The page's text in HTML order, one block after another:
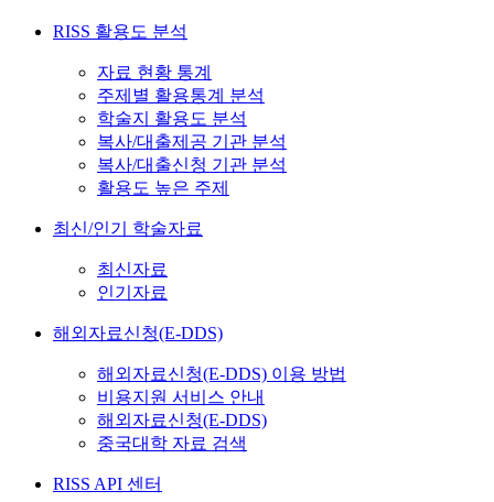
RISS 활용도 분석
자료 현황 통계
주제별 활용통계 분석
학술지 활용도 분석
복사/대출제공 기관 분석
복사/대출신청 기관 분석
활용도 높은 주제
최신/인기 학술자료
최신자료
인기자료
해외자료신청(E-DDS)
해외자료신청(E-DDS) 이용 방법
비용지원 서비스 안내
해외자료신청(E-DDS)
중국대학 자료 검색
RISS API 센터